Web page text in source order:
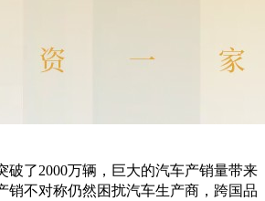
破了2000万辆，巨大的汽车产销量带来
销不对称仍然困扰汽车生产商，跨国品